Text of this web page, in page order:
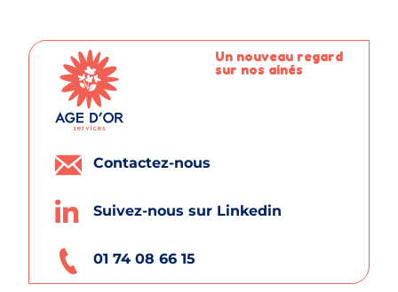
Un nouveau regard
sur nos ainés
Contactez-nous
Suivez-nous sur Linkedin
01 74 08 66 15